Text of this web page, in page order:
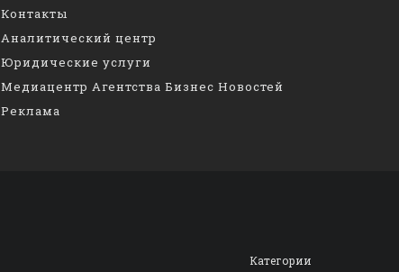
Контакты
Аналитический центр
Юридические услуги
Медиацентр Агентства Бизнес Новостей
Реклама
Категории